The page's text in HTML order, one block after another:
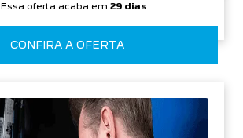
Essa oferta acaba em 29 dias
CONFIRA A OFERTA